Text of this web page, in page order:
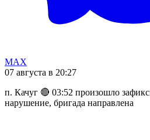
MAX
07 августа в 20:27
п. Качуг 🔴 03:52 произошло
нарушение, бригада направлена